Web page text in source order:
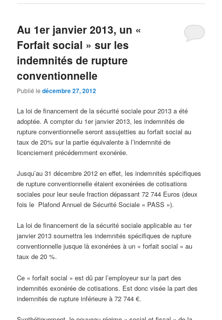
Au 1er janvier 2013, un «
Forfait social » sur les
indemnités de rupture
conventionnelle
Publié ledécembre 27, 2012
La loi de financement de la sécurité sociale pour 2013 a été
adoptée. A compter du 1er janvier 2013, les indemnités de
rupture conventionnelle seront assujetties au forfait social au
taux de 20% sur la partie équivalente à l’indemnité de
licenciement précédemment exonérée.
Jusqu’au 31 décembre 2012 en effet, les indemnités spécifiques
de rupture conventionnelle étaient exonérées de cotisations
sociales pour leur seule fraction dépassant 72 744 Euros (deux
fois le Plafond Annuel de Sécurité Sociale « PASS »).
La loi de financement de la sécurité sociale applicable au 1er
janvier 2013 soumettra les indemnités spécifiques de rupture
conventionnelle jusque là exonérées à un « forfait social » au
taux de 20 %.
Ce « forfait social » est dû par l’employeur sur la part des
indemnités exonérée de cotisations. Est donc visée la part des
indemnités de rupture inférieure à 72 744 €.